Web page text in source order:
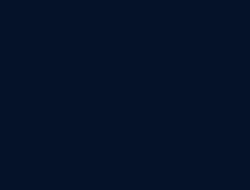
Në përfundim, Oda e
Komunës së Prishtinës, z.
mbetet një partner i hapur dhe i
OIRK mbetet e angazhuar në
mbrojtjen e interesit publik në